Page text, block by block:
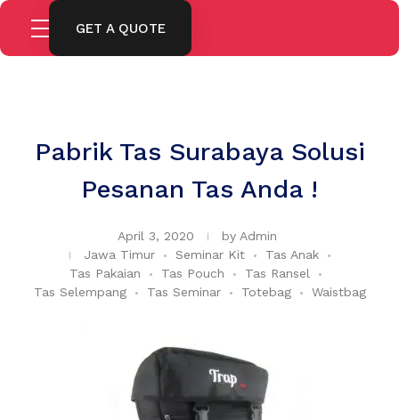
GET A QUOTE
Pabrik Tas Surabaya Solusi
Pesanan Tas Anda !
April 3, 2020 by Admin
Jawa Timur
Seminar Kit
Tas Anak
Tas Pakaian
Tas Pouch
Tas Ransel
Tas Selempang
Tas Seminar Totebag Waistbag